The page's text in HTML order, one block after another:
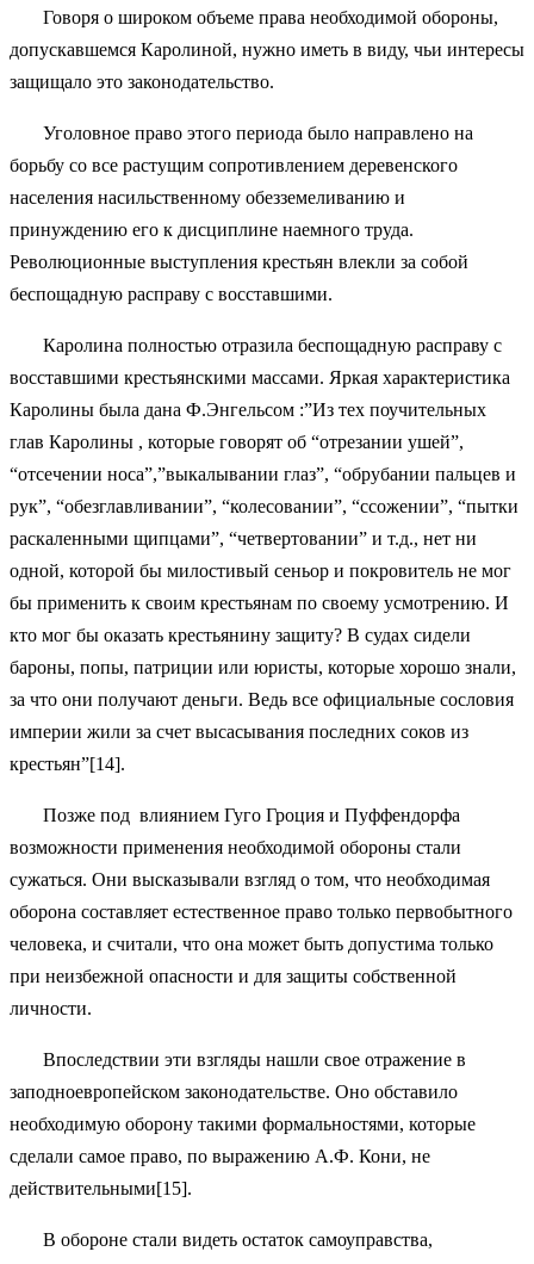
Говоря о широком объеме права необходимой обороны,
допускавшемся Каролиной, нужно иметь в виду, чьи интересы
защищало это законодательство.
Уголовное право этого периода было направлено на
борьбу со все растущим сопротивлением деревенского
населения насильственному обезземеливанию и
принуждению его к дисциплине наемного труда.
Революционные выступления крестьян влекли за собой
беспощадную расправу с восставшими.
Каролина полностью отразила беспощадную расправу с
восставшими крестьянскими массами. Яркая характеристика
Каролины была дана Ф.Энгельсом :”Из тех поучительных
глав Каролины , которые говорят об “отрезании ушей”,
“отсечении носа”,”выкалывании глаз”, “обрубании пальцев и
рук”, “обезглавливании”, “колесовании”, “ссожении”, “пытки
раскаленными щипцами”, “четвертовании” и т.д., нет ни
одной, которой бы милостивый сеньор и покровитель не мог
бы применить к своим крестьянам по своему усмотрению. И
кто мог бы оказать крестьянину защиту? В судах сидели
бароны, попы, патриции или юристы, которые хорошо знали,
за что они получают деньги. Ведь все официальные сословия
империи жили за счет высасывания последних соков из
крестьян”[14].
Позже под влиянием Гуго Гроция и Пуффендорфа
возможности применения необходимой обороны стали
сужаться. Они высказывали взгляд о том, что необходимая
оборона составляет естественное право только первобытного
человека, и считали, что она может быть допустима только
при неизбежной опасности и для защиты собственной
личности.
Впоследствии эти взгляды нашли свое отражение в
заподноевропейском законодательстве. Оно обставило
необходимую оборону такими формальностями, которые
сделали самое право, по выражению А.Ф. Кони, не
действительными[15].
В обороне стали видеть остаток самоуправства,